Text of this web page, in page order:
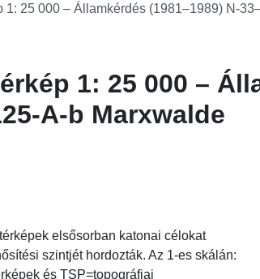
1: 25 000 –
A-b Marxwalde
elsősorban katonai célokat
szintjét hordozták. Az 1-es skálán:
és TSP=topográfiai